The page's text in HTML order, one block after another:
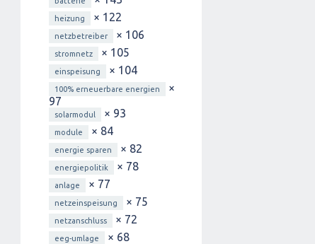
heizung × 122
netzbetreiber × 106
stromnetz × 105
einspeisung × 104
100% erneuerbare energien
×
97
solarmodul × 93
module × 84
energie sparen × 82
energiepolitik × 78
anlage × 77
netzeinspeisung × 75
netzanschluss × 72
eeg-umlage × 68